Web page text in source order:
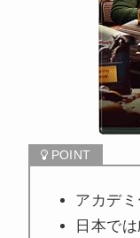
アカデミ
日本で